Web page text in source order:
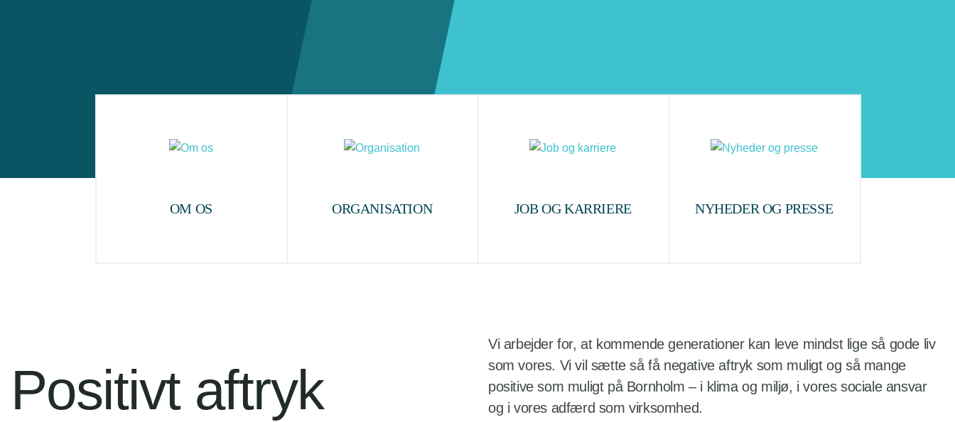
OM OS ORGANISATION JOB OG KARRIERE NYHEDER OG PRESSE
Positivt aftryk
Vi arbejder for, at kommende generationer kan leve mindst lige så gode liv
som vores. Vi vil sætte så få negative aftryk som muligt og så mange
positive som muligt på Bornholm – i klima og miljø, i vores sociale ansvar
og i vores adfærd som virksomhed.